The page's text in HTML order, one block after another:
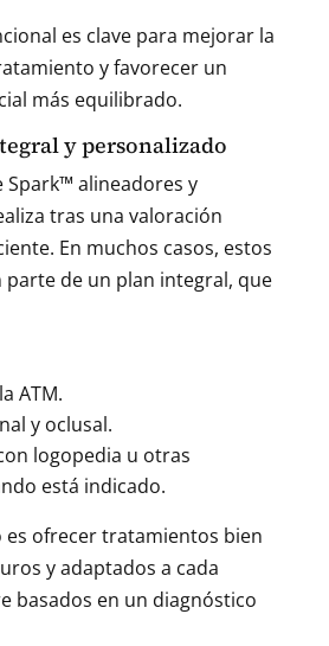
es clave para mejorar la
y favorecer un
más equilibrado.
y personalizado
Spark™ alineadores y
tras una valoración
En muchos casos, estos
de un plan integral, que
ATM.
y oclusal.
logopedia u otras
está indicado.
ofrecer tratamientos bien
y adaptados a cada
basados en un diagnóstico